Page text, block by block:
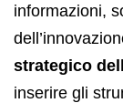
informazioni,
strategico
inserire gli